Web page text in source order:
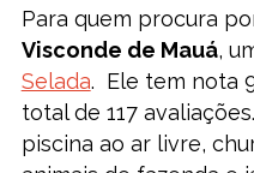
Para quem procura
Visconde de Mauá,
Selada. Ele tem nota
total de 117
piscina ao ar livre,